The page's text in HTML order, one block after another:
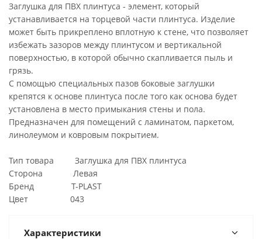
Заглушка для ПВХ плинтуса - элемент, который
устанавливается на торцевой части плинтуса. Изделие
может быть прикреплено вплотную к стене, что позволяет
избежать зазоров между плинтусом и вертикальной
поверхностью, в которой обычно скапливается пыль и
грязь.
С помощью специальных пазов боковые заглушки
крепятся к основе плинтуса после того как основа будет
установлена в место примыкания стены и пола.
Предназначен для помещений с ламинатом, паркетом,
линолеумом и ковровым покрытием.
Тип товара Заглушка для ПВХ плинтуса
Сторона Левая
Бренд T-PLAST
Цвет 043
Характеристики